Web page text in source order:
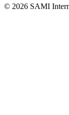
© 2026 SAMI